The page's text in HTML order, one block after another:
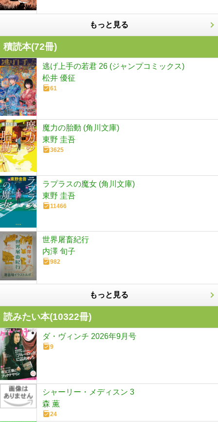
もっと見る
積読本(72冊)
逃げ上手の若君 26 (ジャンプコミックス)
松井 優征
61
魔力の胎動 (角川文庫)
東野 圭吾
3625
ラプラスの魔女 (角川文庫)
東野 圭吾
11466
世界屠畜紀行
内澤 旬子
982
もっと見る
読みたい本(10322冊)
ダ・ヴィンチ 2026年9月号
9
シャーリー・メディスン 3
森 薫
24